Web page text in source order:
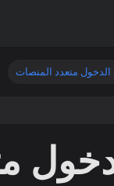
متعدد المنصات